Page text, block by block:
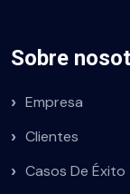
Sobre
Empresa
Clientes
Casos De Éxito